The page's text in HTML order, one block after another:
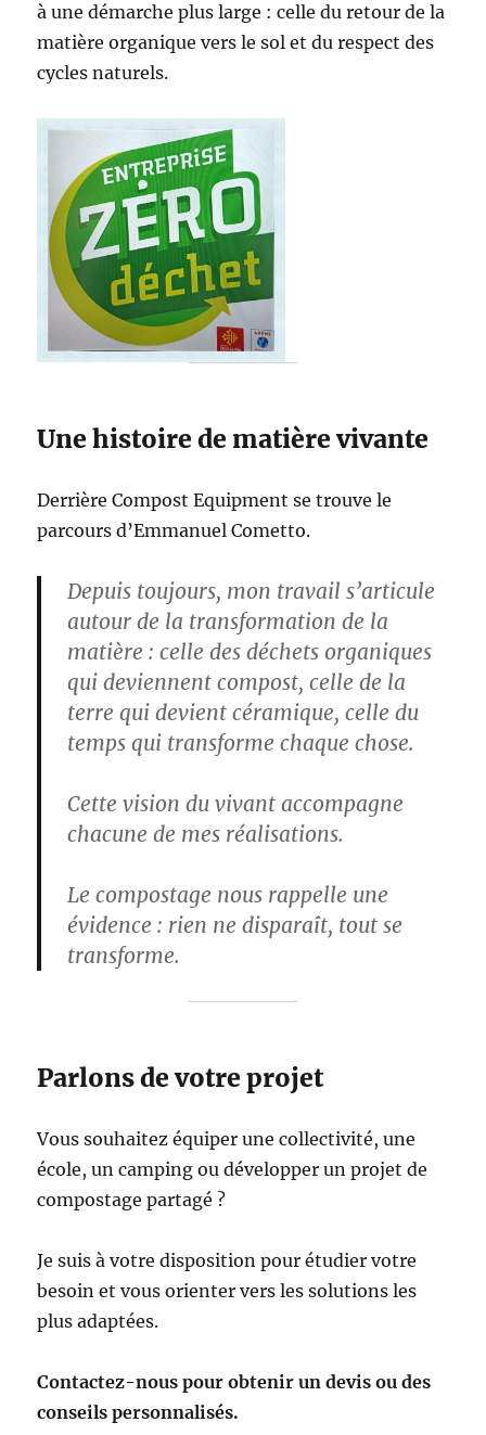
à une démarche plus large : celle du retour de la
matière organique vers le sol et du respect des
cycles naturels.
Une histoire de matière vivante
Derrière Compost Equipment se trouve le
parcours d’Emmanuel Cometto.
Depuis toujours, mon travail s’articule
autour de la transformation de la
matière : celle des déchets organiques
qui deviennent compost, celle de la
terre qui devient céramique, celle du
temps qui transforme chaque chose.
Cette vision du vivant accompagne
chacune de mes réalisations.
Le compostage nous rappelle une
évidence : rien ne disparaît, tout se
transforme.
Parlons de votre projet
Vous souhaitez équiper une collectivité, une
école, un camping ou développer un projet de
compostage partagé ?
Je suis à votre disposition pour étudier votre
besoin et vous orienter vers les solutions les
plus adaptées.
Contactez-nous pour obtenir un devis ou des
conseils personnalisés.